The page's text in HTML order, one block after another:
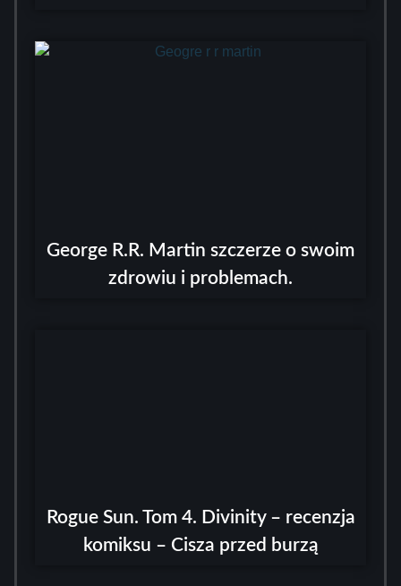
George R.R. Martin szczerze o swoim
zdrowiu i problemach.
Rogue Sun. Tom 4. Divinity – recenzja
komiksu – Cisza przed burzą